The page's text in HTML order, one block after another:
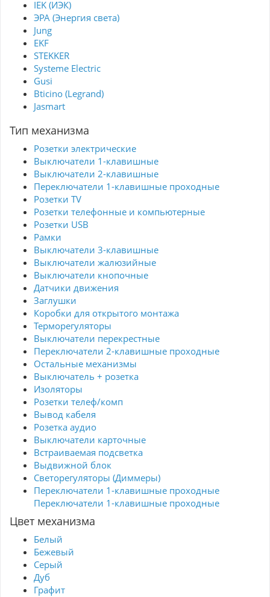
IEK (ИЭК)
ЭРА (Энергия света)
Jung
EKF
STEKKER
Systeme Electric
Gusi
Bticino (Legrand)
Jasmart
Тип механизма
Розетки электрические
Выключатели 1-клавишные
Выключатели 2-клавишные
Переключатели 1-клавишные проходные
Розетки TV
Розетки телефонные и компьютерные
Розетки USB
Рамки
Выключатели 3-клавишные
Выключатели жалюзийные
Выключатели кнопочные
Датчики движения
Заглушки
Коробки для открытого монтажа
Терморегуляторы
Выключатели перекрестные
Переключатели 2-клавишные проходные
Остальные механизмы
Выключатель + розетка
Изоляторы
Розетки телеф/комп
Вывод кабеля
Розетка аудио
Выключатели карточные
Встраиваемая подсветка
Выдвижной блок
Светорегуляторы (Диммеры)
Переключатели 1-клавишные проходные
Переключатели 1-клавишные проходные
Цвет механизма
Белый
Бежевый
Серый
Дуб
Графит